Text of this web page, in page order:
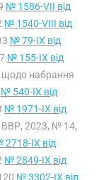
№ 1586-VII від
№ 1540-VIII від
№ 79-IX від
№ 155-IX від
щодо набрання
№ 540-IX від
№ 1971-IX від
ВВР, 2023, № 14,
2718-IX від
№ 2849-IX від
№ 3302-IX від